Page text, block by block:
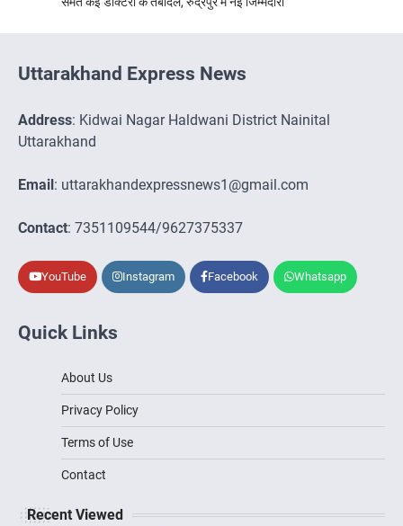
Uttarakhand Express News
Address: Kidwai Nagar Haldwani District Nainital
Uttarakhand
Email : uttarakhandexpressnews1@gmail.com
Contact: 7351109544/9627375337
YouTube Instagram Facebook Whatsapp
Quick Links
About Us
Privacy Policy
Terms of Use
Contact
Recent Viewed